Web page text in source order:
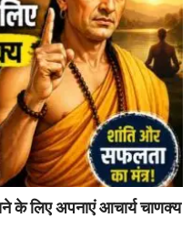
लिए अपनाएं आचार्य चाणक्य